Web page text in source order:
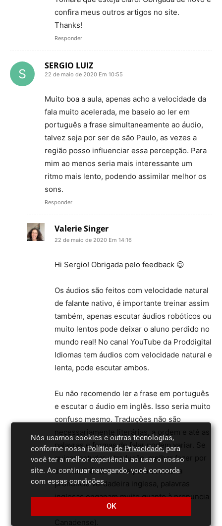
confira meus outros artigos no site.
Thanks!
Responder
SERGIO LUIZ
22 de maio de 2020 Em 10:55
Muito boa a aula, apenas acho a velocidade da
fala muito acelerada, me baseio ao ler em
português a frase simultaneamente ao áudio,
talvez seja por ser de são Paulo, as vezes a
região posso influenciar essa percepção. Para
mim ao menos seria mais interessante um
ritmo mais lento, podendo assimilar melhor os
sons.
Responder
Valerie Singer
22 de maio de 2020 Em 14:16
Hi Sergio! Obrigada pelo feedback 😉
Os áudios são feitos com velocidade natural
de falante nativo, é importante treinar assim
também, apenas escutar áudios robóticos ou
muito lentos pode deixar o aluno perdido no
mundo real! No canal YouTube da Proddigital
Idiomas tem áudios com velocidade natural e
lenta, pode escutar ambos.
Eu não recomendo ler a frase em português
e escutar o áudio em inglês. Isso seria muito
confuso mesmo. Traduções não são
necessariamente literárias, a ordem e até as
palavras e formas de falar podem variar. Se
quiser estudar a tradução, melhor fazer por
escrita. O áudio serve para escutar a
pronúncia verdadeira inglesa, palavras
inglesas enganam muito quanto à pronuncia
além de qualquer sotaque (o meu é
Canadense).
Nós usamos cookies e outras tecnologias,
conforme nossaPolítica de Privacidade, para
você ter a melhor experiência ao usar o nosso
site. Ao continuar navegando, você concorda
com essas condições.
OK